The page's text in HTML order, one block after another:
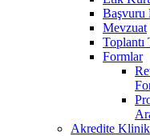
Başvuru
Mevzuat
Toplantı
Formlar
Akredite